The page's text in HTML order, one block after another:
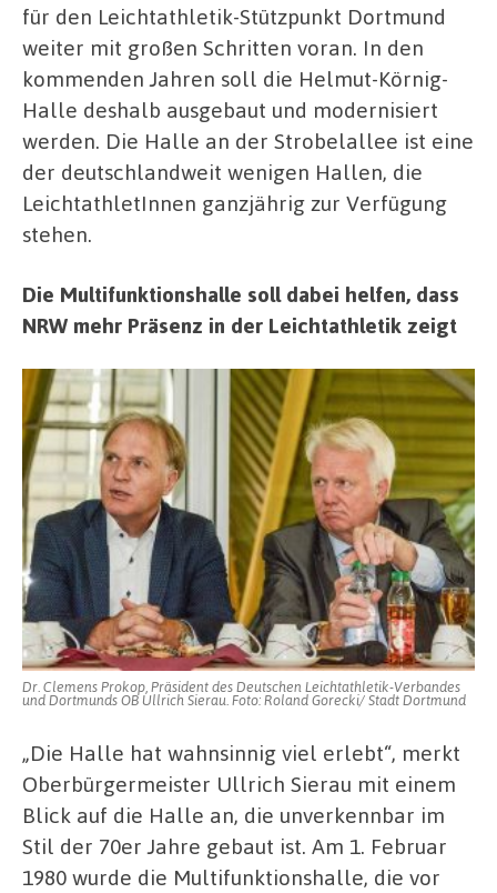
für den Leichtathletik-Stützpunkt Dortmund
weiter mit großen Schritten voran. In den
kommenden Jahren soll die Helmut-Körnig-
Halle deshalb ausgebaut und modernisiert
werden. Die Halle an der Strobelallee ist eine
der deutschlandweit wenigen Hallen, die
LeichtathletInnen ganzjährig zur Verfügung
stehen.
Die Multifunktionshalle soll dabei helfen, dass
NRW mehr Präsenz in der Leichtathletik zeigt
Dr. Clemens Prokop, Präsident des Deutschen Leichtathletik-Verbandes
und Dortmunds OB Ullrich Sierau. Foto: Roland Gorecki/ Stadt Dortmund
„Die Halle hat wahnsinnig viel erlebt“, merkt
Oberbürgermeister Ullrich Sierau mit einem
Blick auf die Halle an, die unverkennbar im
Stil der 70er Jahre gebaut ist. Am 1. Februar
1980 wurde die Multifunktionshalle, die vor